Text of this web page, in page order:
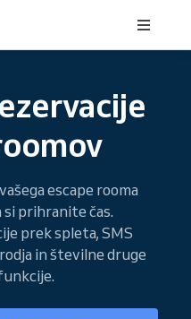
escape rooma
si prihranite čas.
prek spleta, SMS
in številne druge